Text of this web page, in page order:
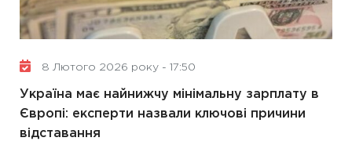
8 Лютого 2026 року - 17:50
Україна має найнижчу мінімальну зарплату в
Європі: експерти назвали ключові причини
відставання